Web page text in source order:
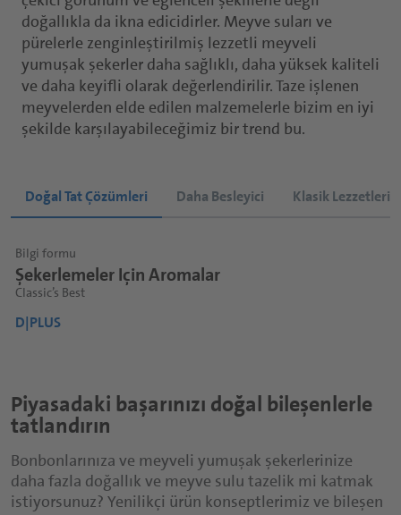
doğallıkla da ikna edicidirler. Meyve suları ve
pürelerle zenginleştirilmiş lezzetli meyveli
yumuşak şekerler daha sağlıklı, daha yüksek kaliteli
ve daha keyifli olarak değerlendirilir. Taze işlenen
meyvelerden elde edilen malzemelerle bizim en iyi
şekilde karşılayabileceğimiz bir trend bu.
Doğal Tat Çözümleri Daha Besleyici Klasik Lezzetlerin
Bilgi formu
Şekerlemeler Için Aromalar
Classic’s Best
D|PLUS
Bilgi formu
Fonksiyonel Meyveli Sakızlar
Fonksiyonel katma değerli atıştırmalıklar
D|PLUS
Bilgi formu
Klasik En Iyi Şekerlemeler
Olağanüstü çok duyulu deneyimler için
D|PLUS
Piyasadaki başarınızı doğal bileşenlerle
tatlandırın
Bonbonlarınıza ve meyveli yumuşak şekerlerinize
daha fazla doğallık ve meyve sulu tazelik mi katmak
istiyorsunuz? Yenilikçi ürün konseptlerimiz ve bileşen